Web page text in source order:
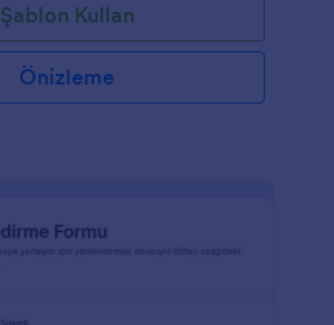
Şablon Kullan
Önizleme